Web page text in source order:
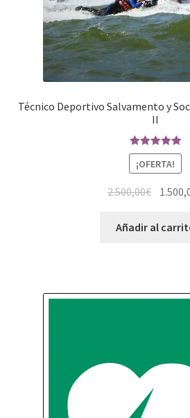
Técnico Deportivo Salvamento y
II
Valorado en
5.00de 5
¡OFERTA!
2.500,00€
Añadir al